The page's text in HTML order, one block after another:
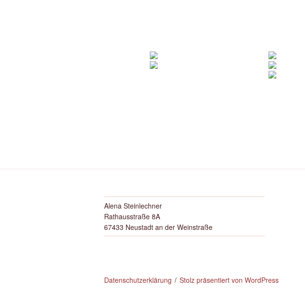
Alena Steinlechner
Rathausstraße 8A
67433 Neustadt an der Weinstraße
Datenschutzerklärung Stolz präsentiert von WordPress